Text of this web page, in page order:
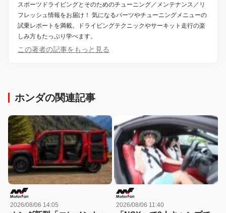
スポーツドライビングとそのためのチューニング／メンテナンス／リ
フレッシュ情報をお届け！ 気になるパーツやチューニングメニューの
試乗レポートを満載。ドライビングテクニックやサーキット走行の楽
しみ方もたっぷり学べます。
この著者の記事をもっと見る
ホンダの関連記事
2026/08/06 14:05 2026/08/06 11:40